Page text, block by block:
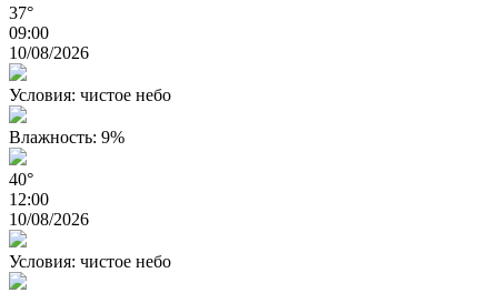
37°
09:00
10/08/2026
Условия: чистое небо
Влажность: 9%
40°
12:00
10/08/2026
Условия: чистое небо